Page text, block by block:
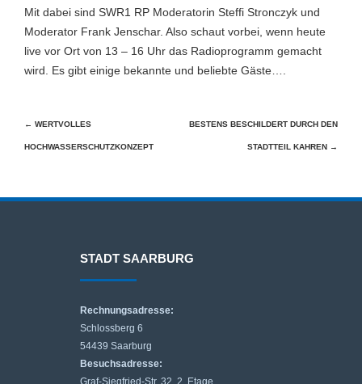
Mit dabei sind SWR1 RP Moderatorin Steffi Stronczyk und
Moderator Frank Jenschar. Also schaut vorbei, wenn heute
live vor Ort von 13 – 16 Uhr das Radioprogramm gemacht
wird. Es gibt einige bekannte und beliebte Gäste….
Beitragsnavigation
← WERTVOLLES
HOCHWASSERSCHUTZKONZEPT
BESTENS BESCHILDERT DURCH DEN
STADTTEIL KAHREN →
STADT SAARBURG
Rechnungsadresse:
Schlossberg 6
54439 Saarburg
Besuchsadresse:
Graf-Siegfried-Str. 32, 2. Etage